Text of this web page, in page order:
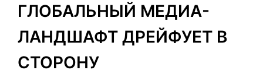
ГЛОБАЛЬНЫЙ МЕДИА-
ЛАНДШАФТ ДРЕЙФУЕТ В
СТОРОНУ